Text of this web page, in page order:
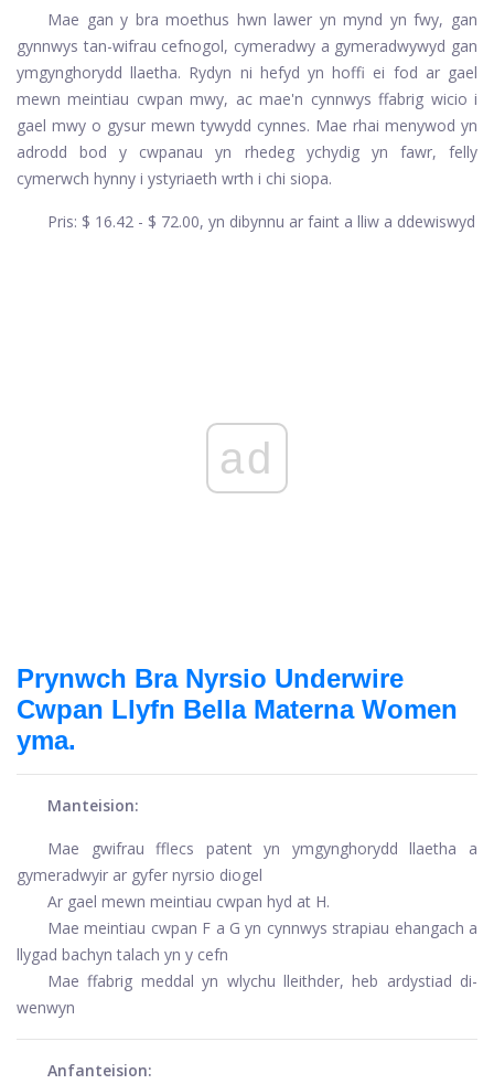
Mae gan y bra moethus hwn lawer yn mynd yn fwy, gan
gynnwys tan-wifrau cefnogol, cymeradwy a gymeradwywyd gan
ymgynghorydd llaetha. Rydyn ni hefyd yn hoffi ei fod ar gael
mewn meintiau cwpan mwy, ac mae'n cynnwys ffabrig wicio i
gael mwy o gysur mewn tywydd cynnes. Mae rhai menywod yn
adrodd bod y cwpanau yn rhedeg ychydig yn fawr, felly
cymerwch hynny i ystyriaeth wrth i chi siopa.
Pris: $ 16.42 - $ 72.00, yn dibynnu ar faint a lliw a ddewiswyd
ad
Prynwch Bra Nyrsio Underwire
Cwpan Llyfn Bella Materna Women
yma.
Manteision:
Mae gwifrau fflecs patent yn ymgynghorydd llaetha a
gymeradwyir ar gyfer nyrsio diogel
Ar gael mewn meintiau cwpan hyd at H.
Mae meintiau cwpan F a G yn cynnwys strapiau ehangach a
llygad bachyn talach yn y cefn
Mae ffabrig meddal yn wlychu lleithder, heb ardystiad di-
wenwyn
Anfanteision: